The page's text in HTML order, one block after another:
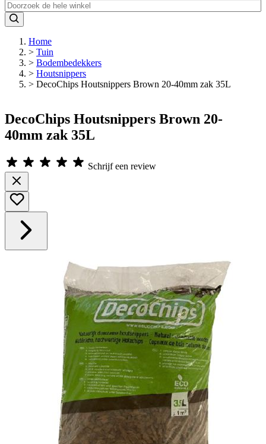
Home
> Tuin
> Bodembedekkers
> Houtsnippers
> DecoChips Houtsnippers Brown 20-40mm zak 35L
DecoChips Houtsnippers Brown 20-
40mm zak 35L
Schrijf een review